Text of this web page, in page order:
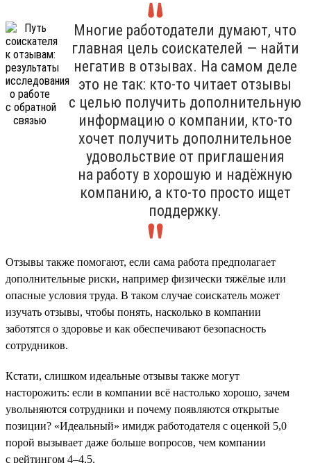
Многие работодатели думают, что
главная цель соискателей — найти
негатив в отзывах. На самом деле
это не так: кто-то читает отзывы
с целью получить дополнительную
информацию о компании, кто-то
хочет получить дополнительное
удовольствие от приглашения
на работу в хорошую и надёжную
компанию, а кто-то просто ищет
поддержку.
Отзывы также помогают, если сама работа предполагает
дополнительные риски, например физически тяжёлые или
опасные условия труда. В таком случае соискатель может
изучать отзывы, чтобы понять, насколько в компании
заботятся о здоровье и как обеспечивают безопасность
сотрудников.
Кстати, слишком идеальные отзывы также могут
насторожить: если в компании всё настолько хорошо, зачем
увольняются сотрудники и почему появляются открытые
позиции? «Идеальный» имидж работодателя с оценкой 5,0
порой вызывает даже больше вопросов, чем компании
с рейтингом 4–4,5.